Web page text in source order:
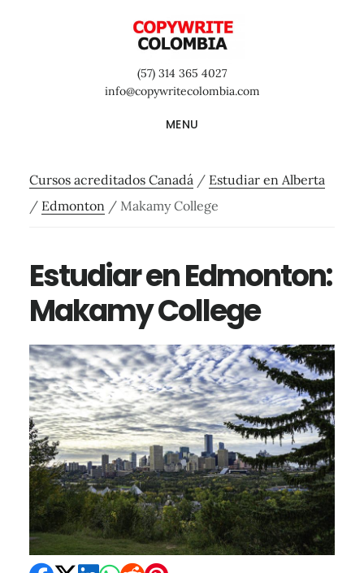
(57) 314 365 4027
info@copywritecolombia.com
MENU
Cursos acreditados Canadá / Estudiar en Alberta
/ Edmonton /Makamy College
Estudiar en Edmonton:
Makamy College